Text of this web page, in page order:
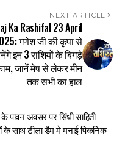
NEXT ARTICLE
Ka Rashifal 23 April
गणेश जी की कृपा से
इन 3 राशियों के बिगड़े
जानें मेष से लेकर मीन
तक सभी का हाल
पावन अवसर पर सिंधी साहिती
के साथ टीला डैम मे मनाई पिकनिक